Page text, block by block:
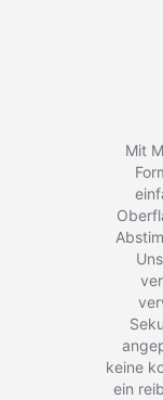
Mit
keine
ein